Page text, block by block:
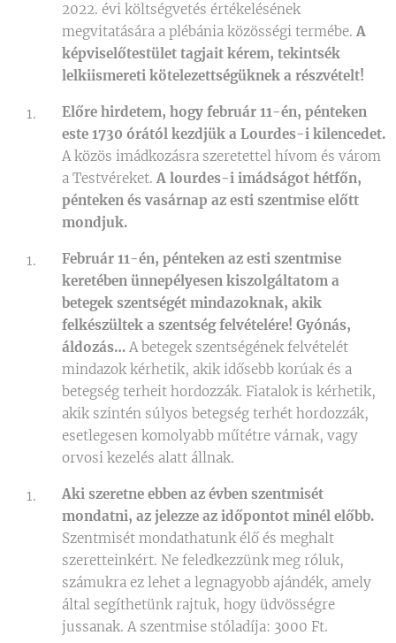
2022. évi költségvetés értékelésének
megvitatására a plébánia közösségi termébe.A
képviselőtestület tagjait kérem, tekintsék
lelkiismereti kötelezettségüknek a részvételt!
Előre hirdetem, hogy február 11-én, pénteken
este 1730 órától kezdjük a Lourdes-i kilencedet.
A közös imádkozásra szeretettel hívom és várom
a Testvéreket.A lourdes-i imádságot hétfőn,
pénteken és vasárnap az esti szentmise előtt
mondjuk.
Február 11-én, pénteken az esti szentmise
keretében ünnepélyesen kiszolgáltatom a
betegek szentségét mindazoknak, akik
felkészültek a szentség felvételére! Gyónás,
áldozás… A betegek szentségének felvételét
mindazok kérhetik, akik idősebb korúak és a
betegség terheit hordozzák. Fiatalok is kérhetik,
akik szintén súlyos betegség terhét hordozzák,
esetlegesen komolyabb műtétre várnak, vagy
orvosi kezelés alatt állnak.
Aki szeretne ebben az évben szentmisét
mondatni, az jelezze az időpontot minél előbb.
Szentmisét mondathatunk élő és meghalt
szeretteinkért. Ne feledkezzünk meg róluk,
számukra ez lehet a legnagyobb ajándék, amely
által segíthetünk rajtuk, hogy üdvösségre
jussanak. A szentmise stóladíja: 3000 Ft.